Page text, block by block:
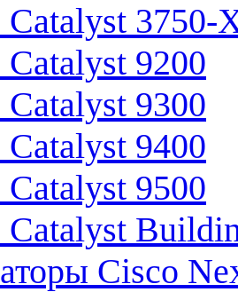
Catalyst 3750-
Catalyst 9200
Catalyst 9300
Catalyst 9400
Catalyst 9500
Catalyst
Cisco